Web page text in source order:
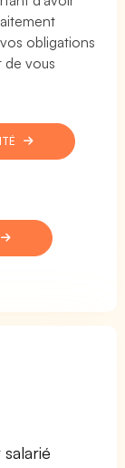
obligations
vous